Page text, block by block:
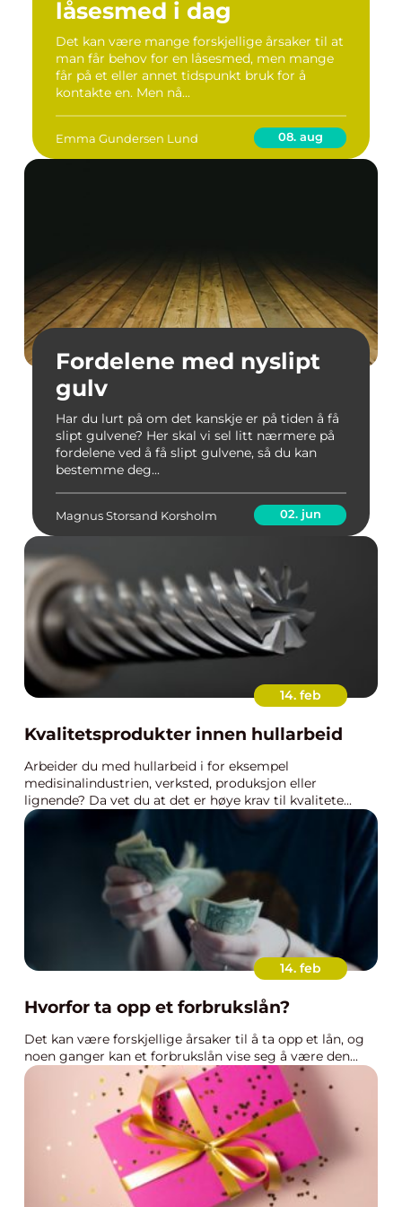
låsesmed i dag
Det kan være mange forskjellige årsaker til at
man får behov for en låsesmed, men mange
får på et eller annet tidspunkt bruk for å
kontakte en. Men nå...
Emma Gundersen Lund 08. aug
Fordelene med nyslipt
gulv
Har du lurt på om det kanskje er på tiden å få
slipt gulvene? Her skal vi sel litt nærmere på
fordelene ved å få slipt gulvene, så du kan
bestemme deg...
Magnus Storsand Korsholm 02. jun
14. feb
Kvalitetsprodukter innen hullarbeid
Arbeider du med hullarbeid i for eksempel
medisinalindustrien, verksted, produksjon eller
lignende? Da vet du at det er høye krav til kvalitete...
14. feb
Hvorfor ta opp et forbrukslån?
Det kan være forskjellige årsaker til å ta opp et lån, og
noen ganger kan et forbrukslån vise seg å være den...